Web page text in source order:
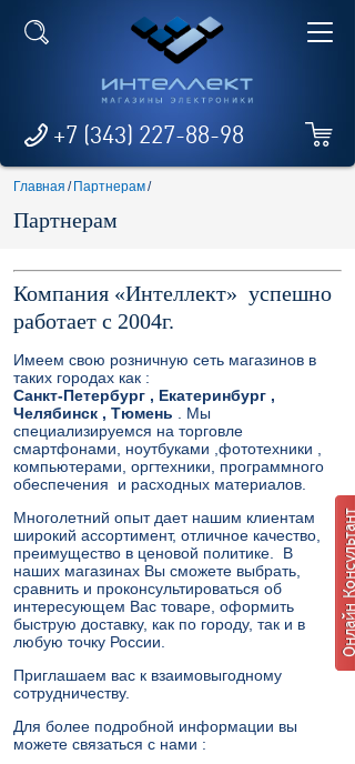
+7 (343) 227-88-98
Главная / Партнерам/
Партнерам
Компания «Интеллект» успешно
работает с 2004г.
Имеем свою розничную сеть магазинов в
таких городах как :
Санкт-Петербург , Екатеринбург ,
Челябинск , Тюмень . Мы
специализируемся на торговле
смартфонами, ноутбуками ,фототехники ,
компьютерами, оргтехники, программного
обеспечения и расходных материалов.
Многолетний опыт дает нашим клиентам
широкий ассортимент, отличное качество,
преимущество в ценовой политике. В
наших магазинах Вы сможете выбрать,
сравнить и проконсультироваться об
интересующем Вас товаре, оформить
быструю доставку, как по городу, так и в
любую точку России.
Приглашаем вас к взаимовыгодному
сотрудничеству.
Для более подробной информации вы
можете связаться с нами :